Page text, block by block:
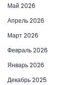
Май 2026
Апрель 2026
Март 2026
Февраль 2026
Январь 2026
Декабрь 2025